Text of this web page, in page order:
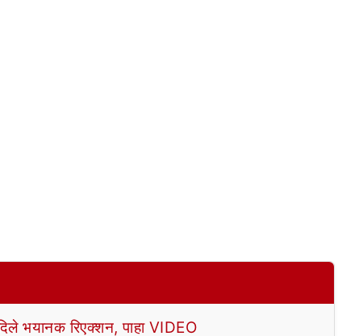
भयानक रिएक्शन, पाहा VIDEO